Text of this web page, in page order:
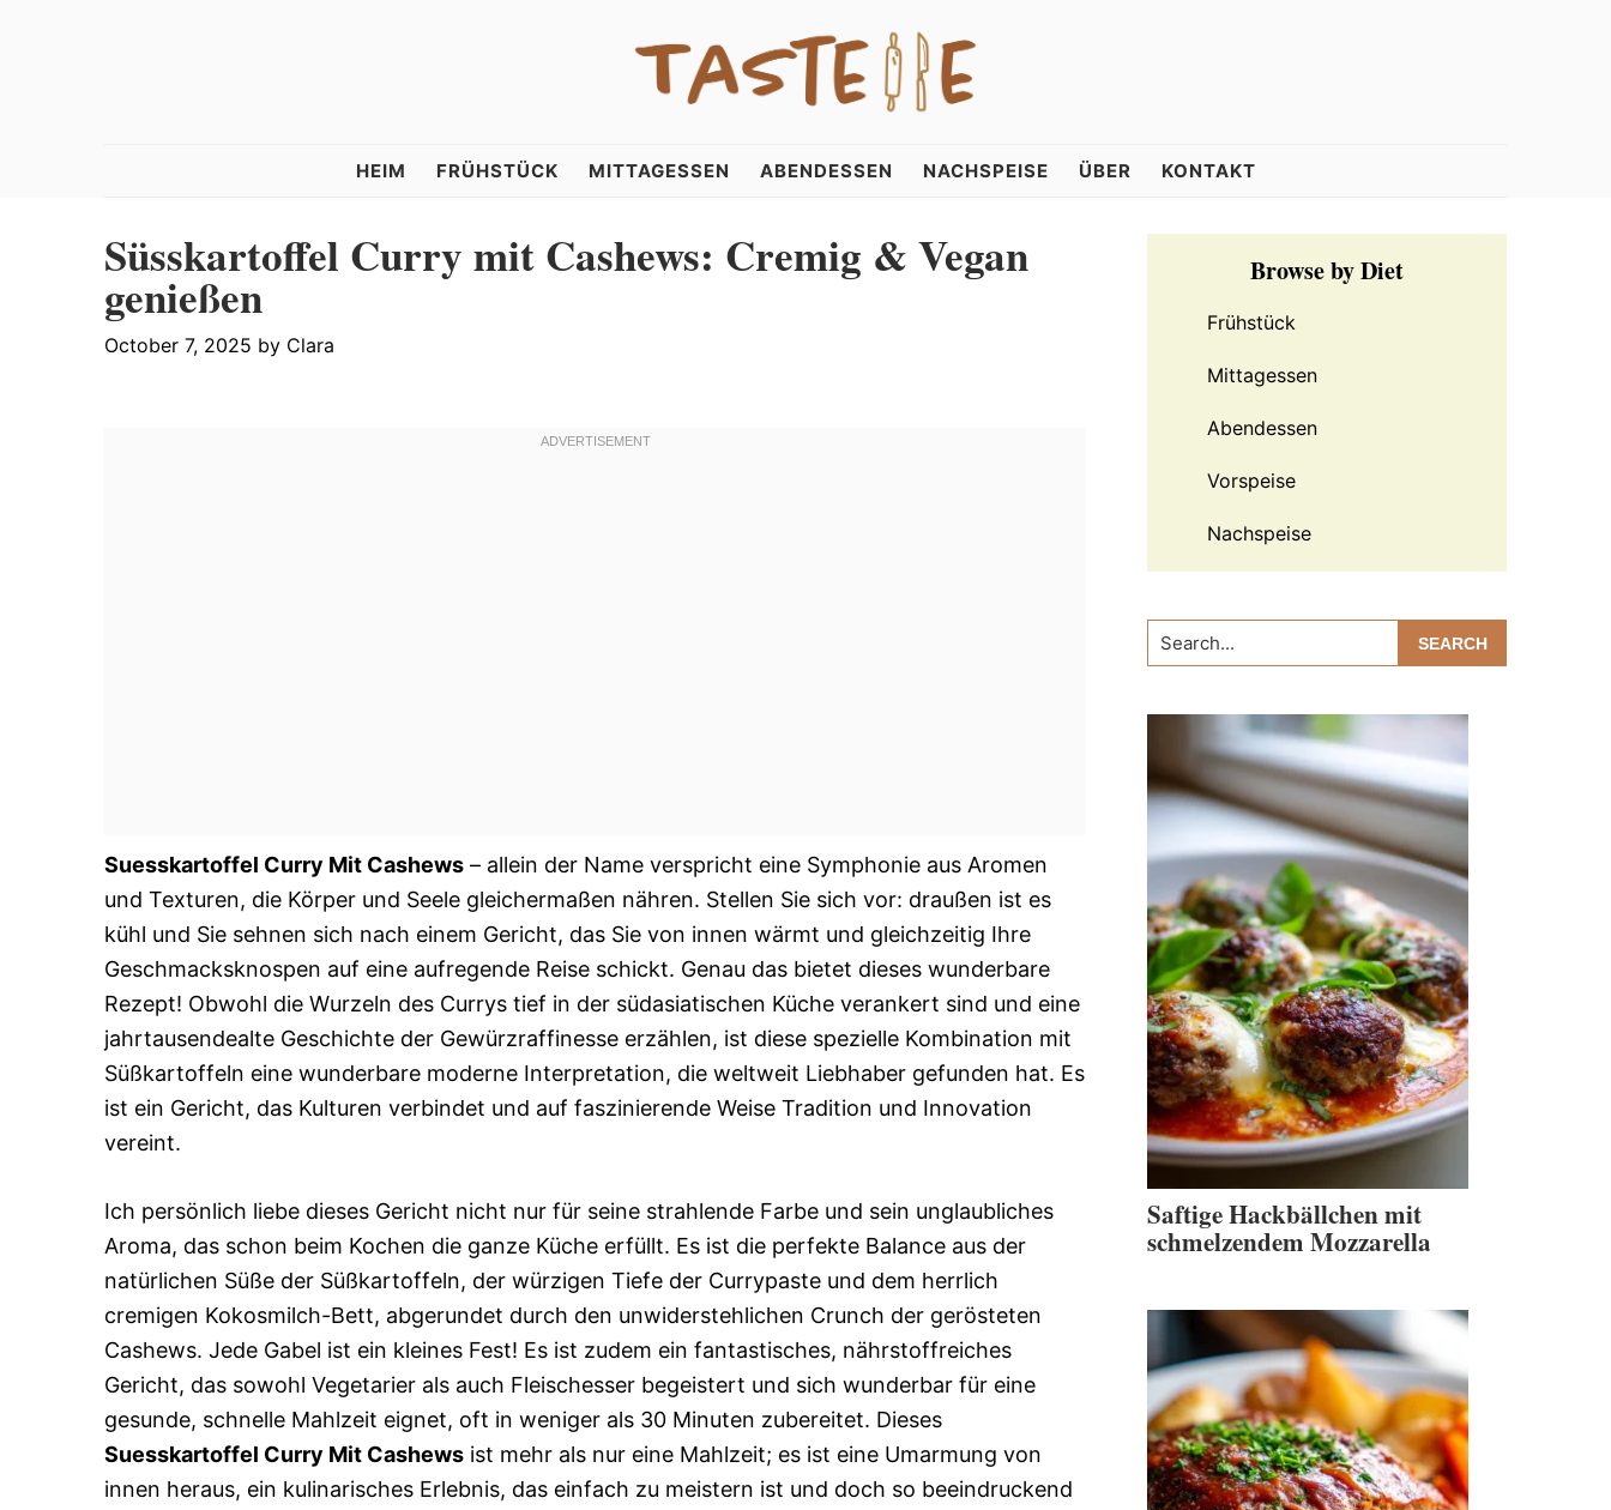
HEIM FRÜHSTÜCK MITTAGESSEN ABENDESSEN NACHSPEISE ÜBER KONTAKT
Süsskartoffel Curry mit Cashews: Cremig & Vegan
genießen
October 7, 2025 by Clara
Suesskartoffel Curry Mit Cashews – allein der Name verspricht eine Symphonie aus Aromen
und Texturen, die Körper und Seele gleichermaßen nähren. Stellen Sie sich vor: draußen ist es
kühl und Sie sehnen sich nach einem Gericht, das Sie von innen wärmt und gleichzeitig Ihre
Geschmacksknospen auf eine aufregende Reise schickt. Genau das bietet dieses wunderbare
Rezept! Obwohl die Wurzeln des Currys tief in der südasiatischen Küche verankert sind und eine
jahrtausendealte Geschichte der Gewürzraffinesse erzählen, ist diese spezielle Kombination mit
Süßkartoffeln eine wunderbare moderne Interpretation, die weltweit Liebhaber gefunden hat. Es
ist ein Gericht, das Kulturen verbindet und auf faszinierende Weise Tradition und Innovation
vereint.
Ich persönlich liebe dieses Gericht nicht nur für seine strahlende Farbe und sein unglaubliches
Aroma, das schon beim Kochen die ganze Küche erfüllt. Es ist die perfekte Balance aus der
natürlichen Süße der Süßkartoffeln, der würzigen Tiefe der Currypaste und dem herrlich
cremigen Kokosmilch-Bett, abgerundet durch den unwiderstehlichen Crunch der gerösteten
Cashews. Jede Gabel ist ein kleines Fest! Es ist zudem ein fantastisches, nährstoffreiches
Gericht, das sowohl Vegetarier als auch Fleischesser begeistert und sich wunderbar für eine
gesunde, schnelle Mahlzeit eignet, oft in weniger als 30 Minuten zubereitet. Dieses
Suesskartoffel Curry Mit Cashews ist mehr als nur eine Mahlzeit; es ist eine Umarmung von
innen heraus, ein kulinarisches Erlebnis, das einfach zu meistern ist und doch so beeindruckend
Primary
SidebarBrowse by Diet
Frühstück
Mittagessen
Abendessen
Vorspeise
Nachspeise
Search...
Saftige Hackbällchen mit
schmelzendem Mozzarella